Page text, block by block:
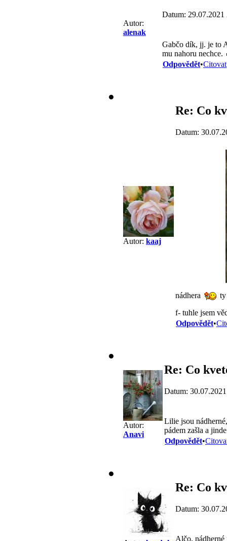
Autor:
alenak
Datum: 29.07.2021
Gabčo dík, jj. je to
mu nahoru nechce.
Odpovědět•Citovat
Autor: kaaj
Re: Co
Datum:
nádhera
f- tuhle jsem
Odpovědět•
Autor:
Anavi
Re: Co
Datum:
Lilie jsou
pádem zašla a
Odpovědět•
Re: Co
Datum:
Alčo,